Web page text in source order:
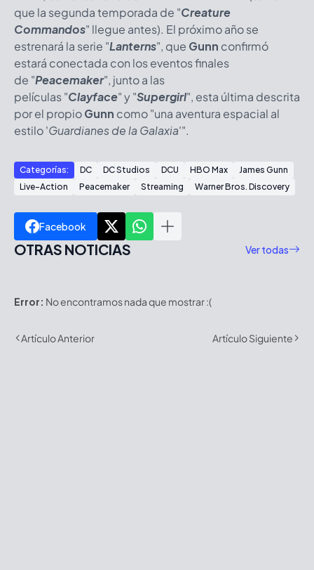
que la segunda temporada de "Creature
Commandos" llegue antes). El próximo año se
estrenará la serie "Lanterns", que Gunn confirmó
estará conectada con los eventos finales
de "Peacemaker", junto a las
películas"Clayface"y"Supergirl", esta última descrita
por el propioGunn como"una aventura espacial al
estilo 'Guardianes de la Galaxia'".
Categorías: DC DC Studios DCU HBO Max
James Gunn
Live-Action
Peacemaker Streaming Warner Bros. Discovery
Facebook
OTRAS NOTICIAS Ver todas
Error: No encontramos nada que mostrar :(
Artículo Anterior Artículo Siguiente